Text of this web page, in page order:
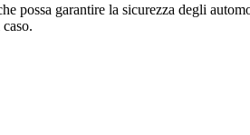
possa garantire la sicurezza degli